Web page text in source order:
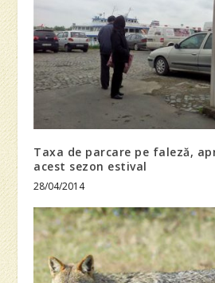
Taxa de parcare pe faleză,
acest sezon estival
28/04/2014